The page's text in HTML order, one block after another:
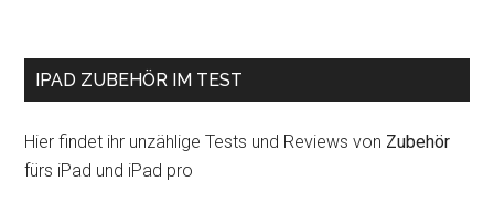
IPAD ZUBEHÖR IM TEST
Hier findet ihr unzählige Tests und Reviews von Zubehör
fürs iPad und iPad pro